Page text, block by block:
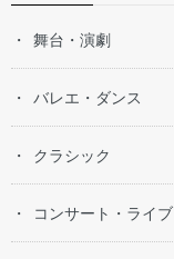
舞台・演劇
バレエ・ダンス
クラシック
コンサート・ライブ